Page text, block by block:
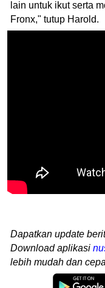
lain untuk ikut serta
Fronx," tutup Harold.
Dapatkan update
Download aplikasi
lebih mudah dan